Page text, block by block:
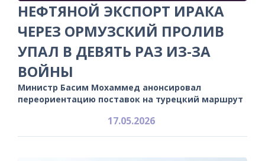
НЕФТЯНОЙ ЭКСПОРТ ИРАКА
ЧЕРЕЗ ОРМУЗСКИЙ ПРОЛИВ
УПАЛ В ДЕВЯТЬ РАЗ ИЗ-ЗА
ВОЙНЫ
Министр Басим Мохаммед анонсировал
переориентацию поставок на турецкий маршрут
17.05.2026